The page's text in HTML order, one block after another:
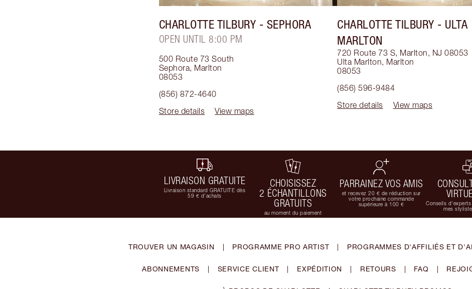
CHARLOTTE TILBURY - SEPHORA
OPEN UNTIL 8:00 PM
500 Route 73 South
Sephora, Marlton
08053
(856) 872-4640
Store details
View maps
CHARLOTTE TILBURY - ULTA
MARLTON
720 Route 73 S, Marlton, NJ 08053
Ulta Marlton, Marlton
08053
(856) 596-9484
Store details
View maps
LIVRAISON GRATUITE
Livraison standard GRATUITE dès
59 € d'achats
CHOISISSEZ
2 ÉCHANTILLONS
GRATUITS
au moment du paiement
PARRAINEZ VOS AMIS
et recevez 20 € de réduction sur
votre prochaine commande
supérieure à 100 €
Conseils
mes
TROUVER UN MAGASIN | PROGRAMME PRO ARTIST | PROGRAMMES D'AFFILIÉS ET
ABONNEMENTS | SERVICE CLIENT | EXPÉDITION | RETOURS | FAQ |